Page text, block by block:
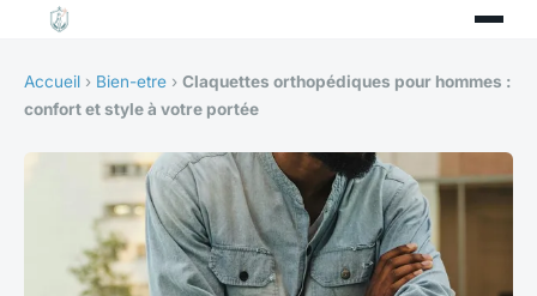
Accueil › Bien-etre › Claquettes orthopédiques pour hommes :
confort et style à votre portée